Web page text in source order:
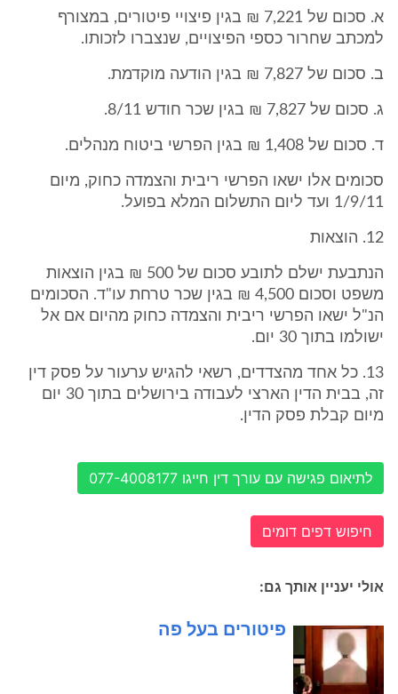
א. סכום של 7,221 ₪ בגין פיצויי פיטורים, במצורף
למכתב שחרור כספי הפיצויים, שנצברו לזכותו.
ב. סכום של 7,827 ₪ בגין הודעה מוקדמת.
ג. סכום של 7,827 ₪ בגין שכר חודש 8/11.
ד. סכום של 1,408 ₪ בגין הפרשי ביטוח מנהלים.
סכומים אלו ישאו הפרשי ריבית והצמדה כחוק, מיום
1/9/11 ועד ליום התשלום המלא בפועל.
12. הוצאות
הנתבעת ישלם לתובע סכום של 500 ₪ בגין הוצאות
משפט וסכום 4,500 ₪ בגין שכר טרחת עו"ד. הסכומים
הנ"ל ישאו הפרשי ריבית והצמדה כחוק מהיום אם אל
ישולמו בתוך 30 יום.
13. כל אחד מהצדדים, רשאי להגיש ערעור על פסק דין
זה, בבית הדין הארצי לעבודה בירושלים בתוך 30 יום
מיום קבלת פסק הדין.
לתיאום פגישה עם עורך דין חייגו 077-4008177
חיפוש דפים דומים
אולי יעניין אותך גם:
פיטורים בעל פה